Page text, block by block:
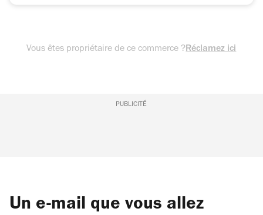
Vous êtes propriétaire de ce commerce ?Réclamez ici
PUBLICITÉ
Un e-mail que vous allez